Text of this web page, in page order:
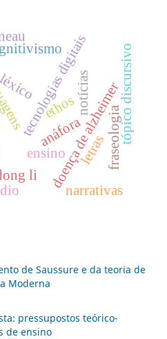
ensino
tecnologias digitais
li doença de alzheimer
narrativas
tópico discursivo
anáfora
ethos fraseologia
notícias
letras
de Saussure e da teoria de
Moderna
pressupostos teórico-
de ensino